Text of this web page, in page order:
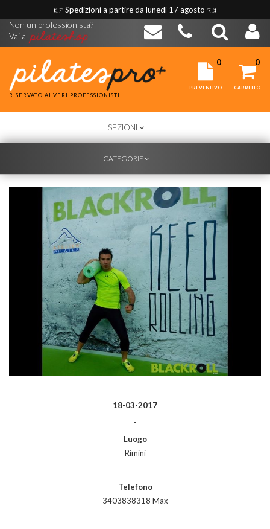
👉Spedizioni a partire da lunedì 17 agosto 👈
Non un professionista?
Vai a
RISERVATO AI VERI PROFESSIONISTI
0
PREVENTIVO
0
CARRELLO
TOGGLE
NAVIGATION
SEZIONI
TOGGLE
CATEGORIE
18-03-2017
-
Luogo
Rimini
-
Telefono
3403838318 Max
-